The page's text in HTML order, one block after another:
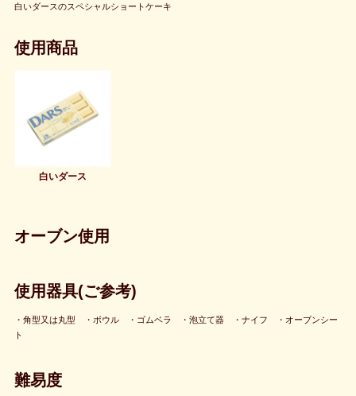
白いダースのスペシャルショートケーキ
使用商品
白いダース
オーブン使用
使用器具(ご参考)
・角型又は丸型 ・ボウル ・ゴムベラ ・泡立て器 ・ナイフ ・オーブンシー
ト
難易度